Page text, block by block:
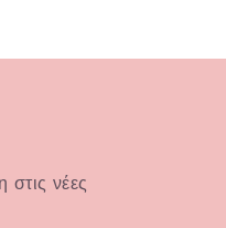
νέες